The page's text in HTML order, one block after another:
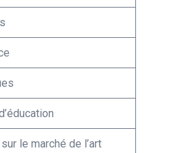
le marché de l’art